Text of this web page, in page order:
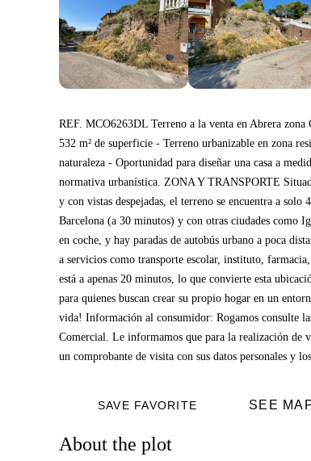
REF. MCO6263DL Terreno a la venta en Abrera
532 m² de superficie - Terreno urbanizable en zona
naturaleza - Oportunidad para diseñar una casa a
normativa urbanística. ZONA Y TRANSPORTE
y con vistas despejadas, el terreno se encuentra a
Barcelona (a 30 minutos) y con otras ciudades como
en coche, y hay paradas de autobús urbano a poca
a servicios como transporte escolar, instituto,
está a apenas 20 minutos, lo que convierte esta
para quienes buscan crear su propio hogar en un
vida! Información al consumidor: Rogamos consulte
Comercial. Le informamos que para la realización de
un comprobante de visita con sus datos personales y
SAVE FAVORITE SEE
About the plot